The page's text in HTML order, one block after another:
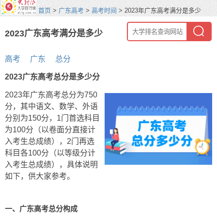
首页 > 广东高考 > 高考时间 > 2023年广东高考满分是多少
2023广东高考满分是多少
高考 广东 总分
2023广东高考总分是多少分
2023年广东高考总分为750
分，其中语文、数学、外语
分别为150分，1门首选科目
为100分（以卷面分直接计
入考生总成绩），2门再选
科目各100分（以等级分计
入考生总成绩），具体说明
如下，供大家参考。
一、广东高考总分构成